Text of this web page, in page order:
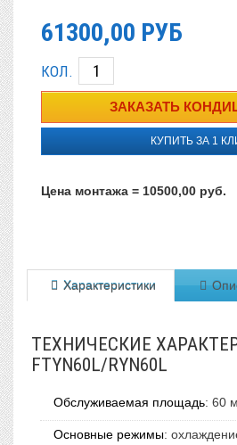
61300,00 РУБ
КОЛ.
КУПИТЬ ЗА 1
Цена монтажа = 10500,00 руб.
Характеристики
ТЕХНИЧЕСКИЕ
FTYN60L/RYN60L
Обслуживаемая площадь: 60
Основные режимы: